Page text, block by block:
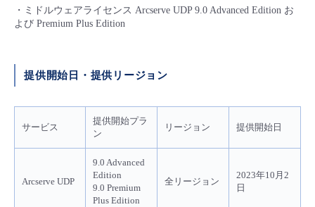
- Flexible InterConnect
・ミドルウェアライセンス Arcserve UDP 9.0 Advanced Edition お
よび Premium Plus Edition
提供開始日・提供リージョン
サービス
提供開始プラ
ン
リージョン 提供開始日
Arcserve UDP
9.0 Advanced
Edition
9.0 Premium
Plus Edition
全リージョン
2023年10月2
日